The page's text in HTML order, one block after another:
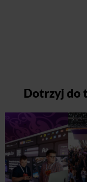
Dotrzyj do